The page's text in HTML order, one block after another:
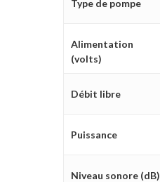
Type de pompe
Alimentation
(volts)
Débit libre
Puissance
Niveau sonore (dB)